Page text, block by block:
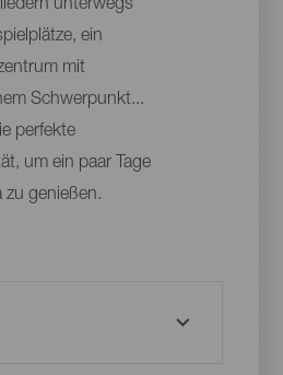
unterwegs
ein
mit
Schwerpunkt...
perfekte
um ein paar Tage
zu genießen.